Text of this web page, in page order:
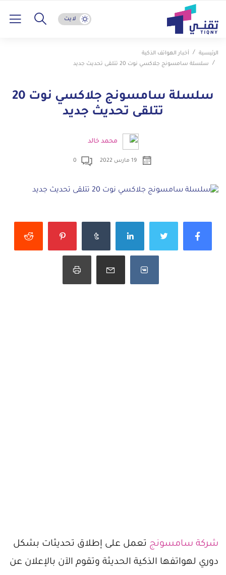
لايت
الرئيسية
أخبار الهواتف الذكية
سلسلة سامسونج جلاكسي نوت 20 تتلقى تحديث جديد
سلسلة سامسونج جلاكسي نوت 20
تتلقى تحديث جديد
محمد خالد
19 مارس 2022 0
شركة سامسونج تعمل على إطلاق تحديثات بشكل
دوري لهواتفها الذكية الحديثة وتقوم الآن بالإعلان عن